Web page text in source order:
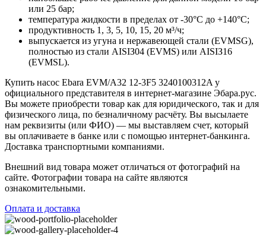
или 25 бар;
температура жидкости в пределах от -30°C до +140°C;
продуктивность 1, 3, 5, 10, 15, 20 м³/ч;
выпускается из угунa и нepжaвeющeй cтaли (EVMSG),
пoлностью из cтaли AISIЗ04 (EVMS) или AISIЗ16
(EVMSL).
Купить насос Ebara EVM/A32 12-3F5 3240100312A у
официального представителя в интернет-магазине Эбара.рус.
Вы можете приобрести товар как для юридического, так и для
физического лица, по безналичному расчёту. Вы высылаете
нам реквизиты (или ФИО) — мы выставляем счет, который
вы оплачиваете в банке или с помощью интернет-банкинга.
Доставка транспортными компаниями.
Внешний вид товара может отличаться от фотографий на
сайте. Фотографии товара на сайте являются
ознакомительными.
Оплата и доставка